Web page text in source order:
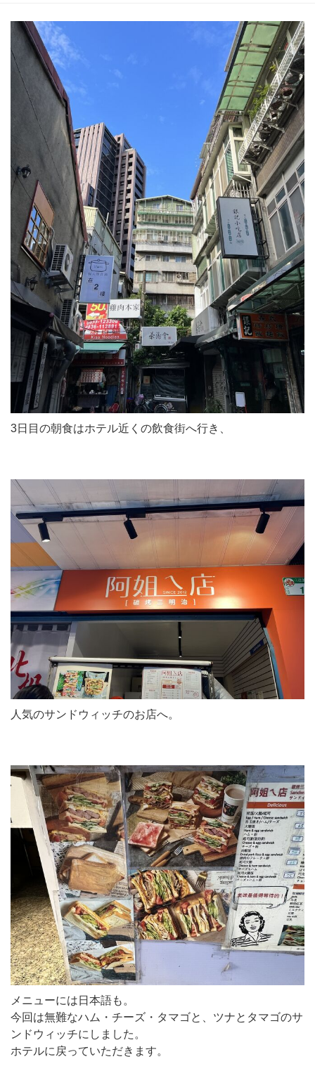
3日目の朝食はホテル近くの飲食街へ行き、
人気のサンドウィッチのお店へ。
メニューには日本語も。
今回は無難なハム・チーズ・タマゴと、ツナとタマゴのサ
ンドウィッチにしました。
ホテルに戻っていただきます。